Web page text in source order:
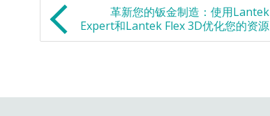
革新您的钣金制造：使用Lantek
Expert和Lantek Flex 3D优化您的资源